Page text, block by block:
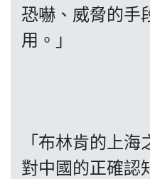
我們的立場
登記支持
恐嚇、威脅的手
用。」
「布林肯的上
對中國的正確認